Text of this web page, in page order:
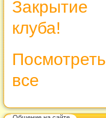
Закрытие
клуба!
Посмотреть
все